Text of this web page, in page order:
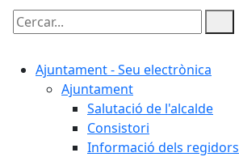
Cercar:
Ajuntament - Seu electrònica
Ajuntament
Salutació de l'alcalde
Consistori
Informació dels regidors